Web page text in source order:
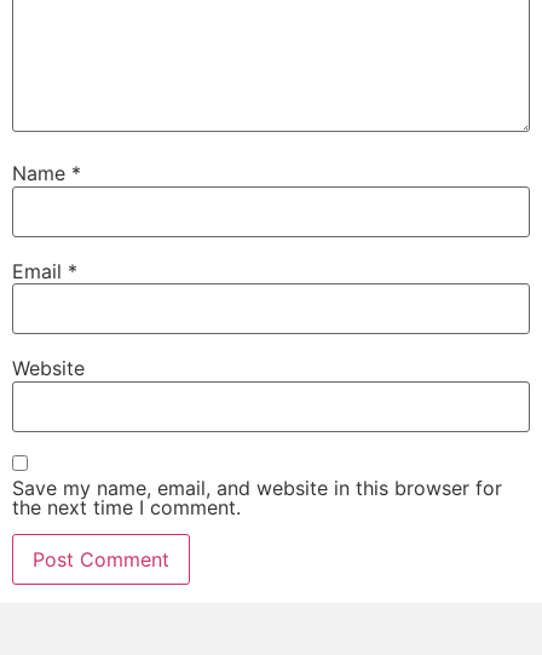
Name *
Email *
Website
Save my name, email, and website in this browser for
the next time I comment.